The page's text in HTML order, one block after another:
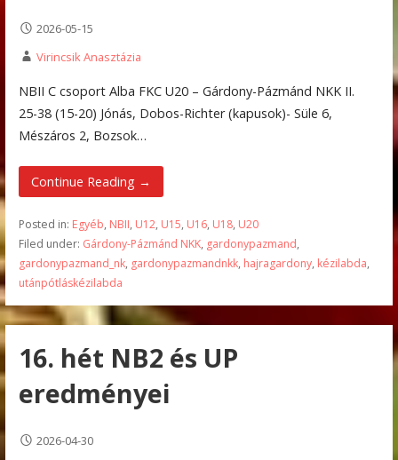
2026-05-15
Virincsik Anasztázia
NBII C csoport Alba FKC U20 – Gárdony-Pázmánd NKK II.
25-38 (15-20) Jónás, Dobos-Richter (kapusok)- Süle 6,
Mészáros 2, Bozsok…
Continue Reading →
Posted in: Egyéb, NBII, U12, U15, U16, U18, U20
Filed under: Gárdony-Pázmánd NKK, gardonypazmand,
gardonypazmand_nk, gardonypazmandnkk, hajragardony, kézilabda,
utánpótláskézilabda
16. hét NB2 és UP
eredményei
2026-04-30